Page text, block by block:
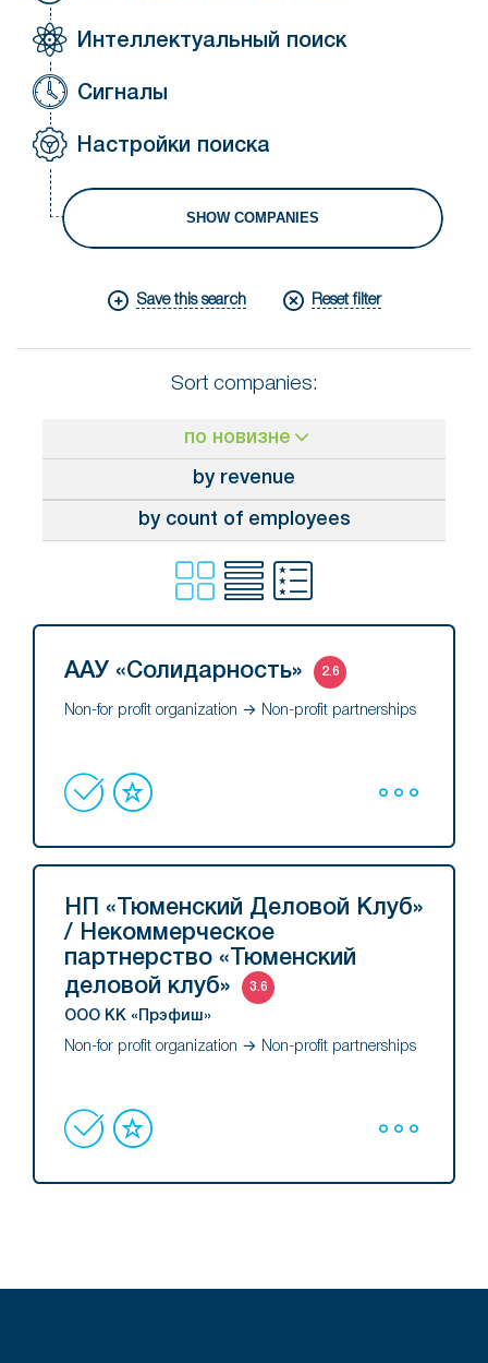
Интеллектуальный поиск
Сигналы
Настройки поиска
SHOW COMPANIES
Save this search Reset filter
Sort companies:
по новизне
by revenue
by count of employees
ААУ «Солидарность» 2.6
Non-for profit organization → Non-profit partnerships
НП «Тюменский Деловой Клуб»
/ Некоммерческое
партнерство «Тюменский
деловой клуб»
3.6
ООО КК «Прэфиш»
Non-for profit organization → Non-profit partnerships